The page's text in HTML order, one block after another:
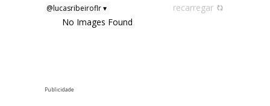
Publicidade